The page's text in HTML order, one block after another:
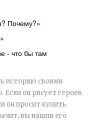
Почему?»
- что бы там
историю своими
Если он рисует героев
он просит купить
вы нашли его